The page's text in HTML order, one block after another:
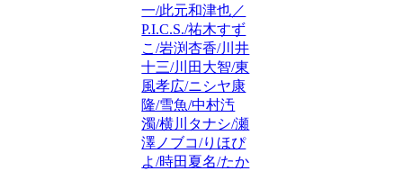
一/此元和津也／
P.I.C.S./祐木すず
こ/岩渕杏香/川井
十三/川田大智/東
風孝広/ニシヤ康
隆/雪魚/中村汚
濁/横川タナシ/瀬
澤ノブコ/りほぴ
よ/時田夏名/たか